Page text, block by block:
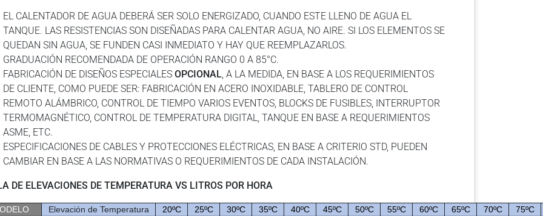
EL CALENTADOR DE AGUA DEBERÁ SER SOLO ENERGIZADO, CUANDO ESTE LLENO DE AGUA EL
TANQUE. LAS RESISTENCIAS SON DISEÑADAS PARA CALENTAR AGUA, NO AIRE. SI LOS ELEMENTOS SE
QUEDAN SIN AGUA, SE FUNDEN CASI INMEDIATO Y HAY QUE REEMPLAZARLOS.
GRADUACIÓN RECOMENDADA DE OPERACIÓN RANGO 0 A 85°C.
FABRICACIÓN DE DISEÑOS ESPECIALESOPCIONAL , A LA MEDIDA, EN BASE A LOS REQUERIMIENTOS
DE CLIENTE, COMO PUEDE SER: FABRICACIÓN EN ACERO INOXIDABLE, TABLERO DE CONTROL
REMOTO ALÁMBRICO, CONTROL DE TIEMPO VARIOS EVENTOS, BLOCKS DE FUSIBLES, INTERRUPTOR
TERMOMAGNÉTICO, CONTROL DE TEMPERATURA DIGITAL, TANQUE EN BASE A REQUERIMIENTOS
ASME, ETC.
ESPECIFICACIONES DE CABLES Y PROTECCIONES ELÉCTRICAS, EN BASE A CRITERIO STD, PUEDEN
CAMBIAR EN BASE A LAS NORMATIVAS O REQUERIMIENTOS DE CADA INSTALACIÓN.
DE ELEVACIONES DE TEMPERATURA VS LITROS POR HORA
Elevación de Temperatura 20ºC 25ºC 30ºC 35ºC 40ºC 45ºC 50ºC 55ºC 60ºC 65ºC 70ºC 75ºC